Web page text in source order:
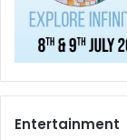
Entertainment